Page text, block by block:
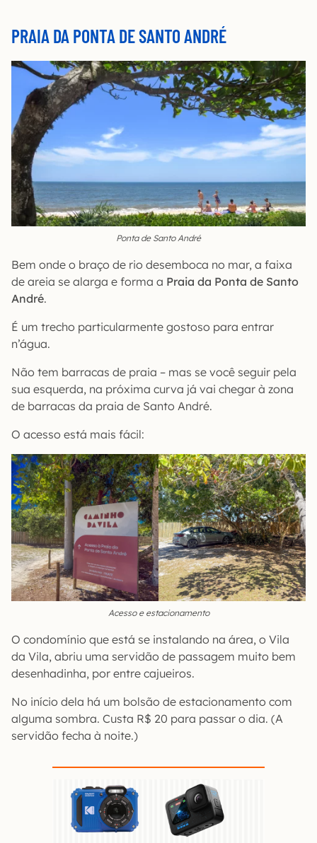
PRAIA DA PONTA DE SANTO ANDRÉ
Ponta de Santo André
Bem onde o braço de rio desemboca no mar, a faixa
de areia se alarga e forma a Praia da Ponta de Santo
André.
É um trecho particularmente gostoso para entrar
n’água.
Não tem barracas de praia – mas se você seguir pela
sua esquerda, na próxima curva já vai chegar à zona
de barracas da praia de Santo André.
O acesso está mais fácil:
Acesso e estacionamento
O condomínio que está se instalando na área, o Vila
da Vila, abriu uma servidão de passagem muito bem
desenhadinha, por entre cajueiros.
No início dela há um bolsão de estacionamento com
alguma sombra. Custa R$ 20 para passar o dia. (A
servidão fecha à noite.)